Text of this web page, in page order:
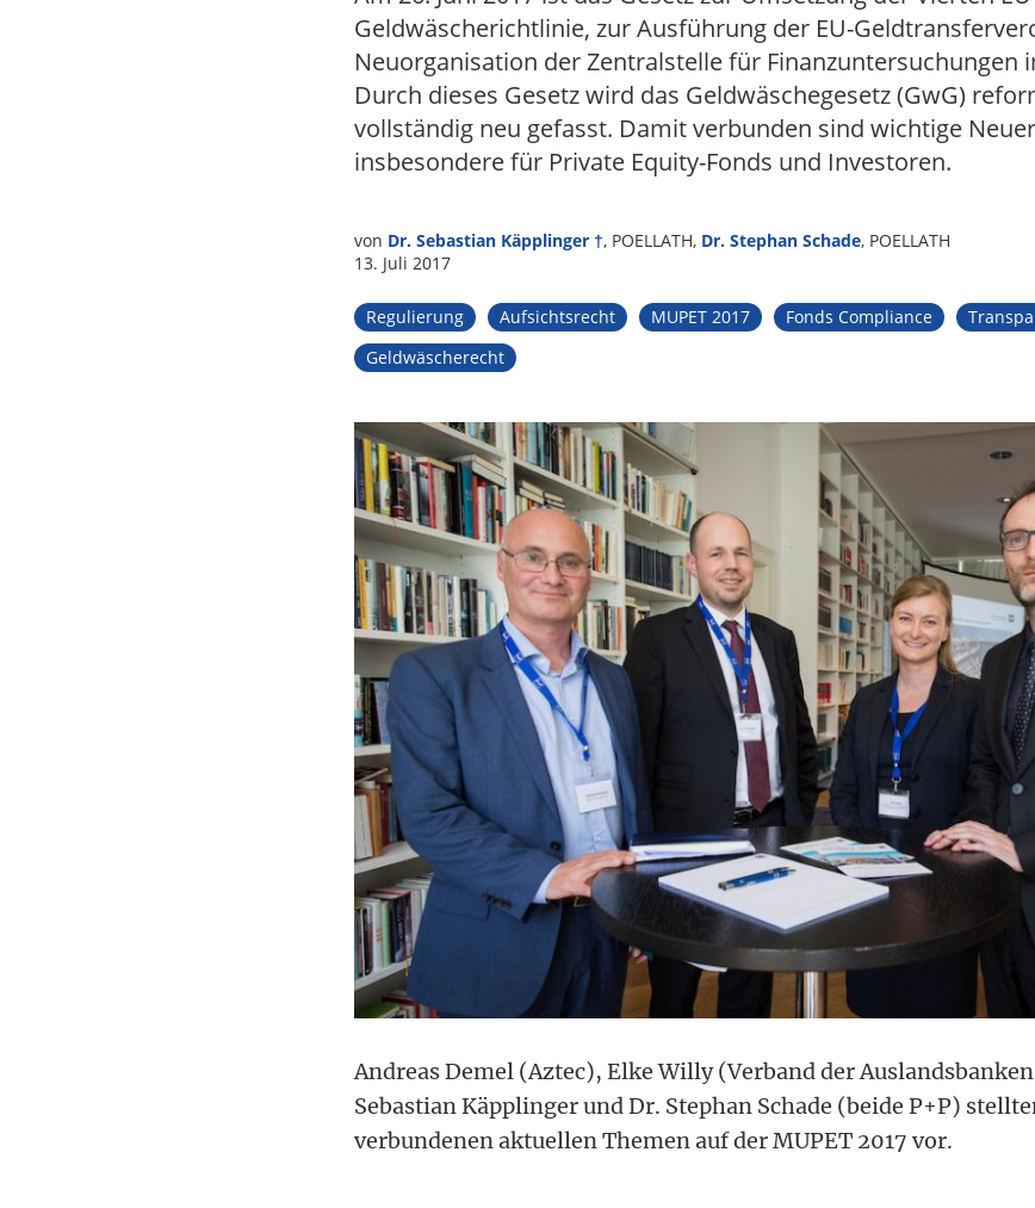
Geldwäscherichtlinie, zur Ausführung der EU-
Neuorganisation der Zentralstelle für Finanzuntersuchungen
Durch dieses Gesetz wird das Geldwäschegesetz (GwG)
vollständig neu gefasst. Damit verbunden sind wichtige
insbesondere für Private Equity-Fonds und Investoren.
von Dr. Sebastian Käpplinger †, POELLATH, Dr. Stephan Schade, POELLATH
13. Juli 2017
Regulierung Aufsichtsrecht MUPET 2017 Fonds Compliance
Geldwäscherecht
Andreas Demel (Aztec), Elke Willy (Verband der
Sebastian Käpplinger und Dr. Stephan Schade (beide P+P)
verbundenen aktuellen Themen auf der MUPET 2017 vor.